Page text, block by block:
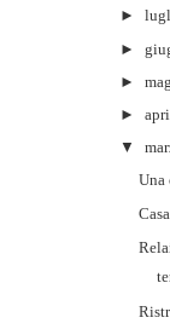
►
►
►
►
▼
Una